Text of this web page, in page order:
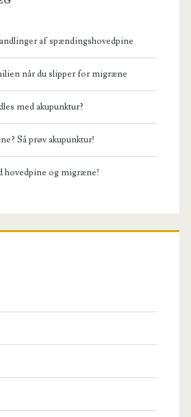
af spændingshovedpine
når du slipper for migræne
med akupunktur?
Så prøv akupunktur!
hovedpine og migræne!